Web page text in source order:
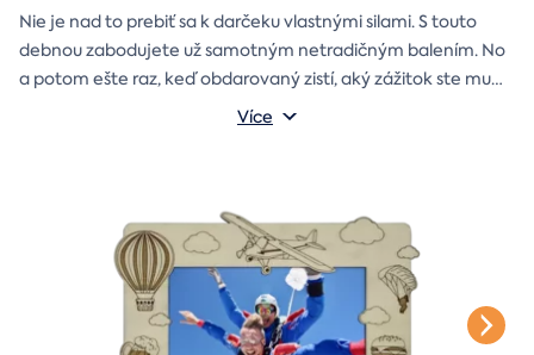
Nie je nad to prebiť sa k darčeku vlastnými silami. S touto
debnou zabodujete už samotným netradičným balením. No
a potom ešte raz, keď obdarovaný zistí, aký zážitok ste mu
darčekovú skladačku
Vonkajšie rozmery: 20 × 20 × 20 cm
Více